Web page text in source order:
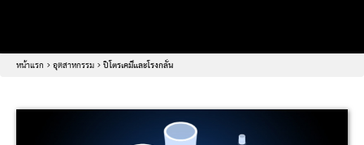
หน้าแรก > อุตสาหกรรม > ปิโตรเคมีและโรงกลั่น